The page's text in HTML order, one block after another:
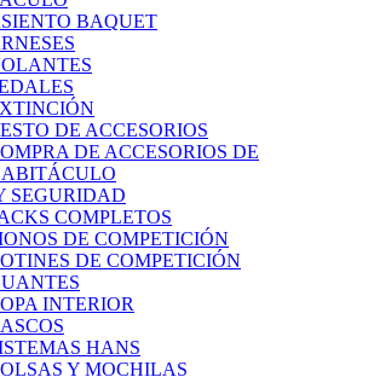
BAQUET
DE ACCESORIOS
DE ACCESORIOS DE
SEGURIDAD
COMPLETOS
DE COMPETICIÓN
DE COMPETICIÓN
INTERIOR
HANS
Y MOCHILAS